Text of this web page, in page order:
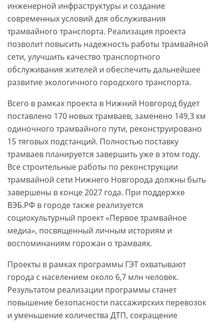
инженерной инфраструктуры и создание
современных условий для обслуживания
трамвайного транспорта. Реализация проекта
позволит повысить надежность работы трамвайной
сети, улучшить качество транспортного
обслуживания жителей и обеспечить дальнейшее
развитие экологичного городского транспорта.
Всего в рамках проекта в Нижний Новгород будет
поставлено 170 новых трамваев, заменено 149,3 км
одиночного трамвайного пути, реконструировано
15 тяговых подстанций. Полностью поставку
трамваев планируется завершить уже в этом году.
Все строительные работы по реконструкции
трамвайной сети Нижнего Новгорода должны быть
завершены в конце 2027 года. При поддержке
ВЭБ.РФ в городе также реализуется
социокультурный проект «Первое трамвайное
медиа», посвященный личным историям и
воспоминаниям горожан о трамваях.
Проекты в рамках программы ГЭТ охватывают
города с населением около 6,7 млн человек.
Результатом реализации программы станет
повышение безопасности пассажирских перевозок
и уменьшение количества ДТП, сокращение